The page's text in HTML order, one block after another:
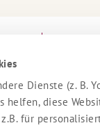
Dienste (z. B.
helfen, diese
für